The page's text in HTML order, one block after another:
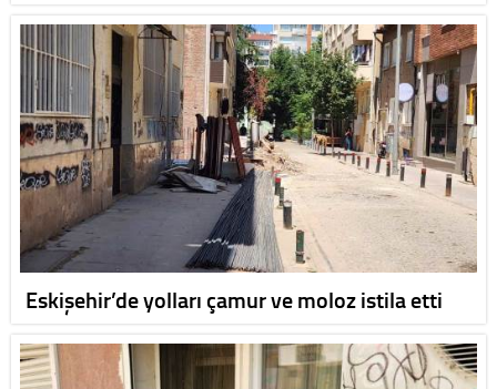
Eskişehir’de yolları çamur ve moloz istila etti